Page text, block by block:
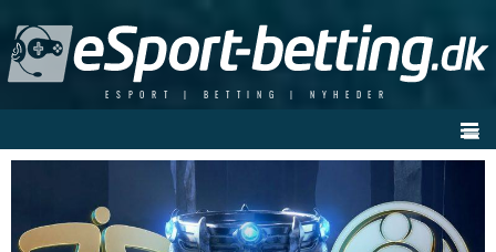
content
ESPORT | BETTING | NYHEDER